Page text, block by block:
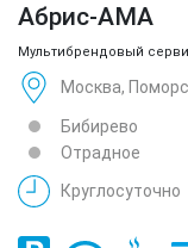
Абрис-АМА
Мультибрендовый
Москва,
Бибирево
Отрадное
Круглосуточно